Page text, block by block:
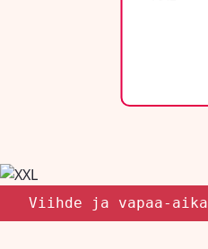
Viihde ja vapaa-aika